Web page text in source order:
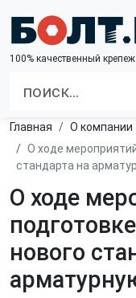
100% качественный
Главная О компании
О ходе
стандарта на
О ходе
нового